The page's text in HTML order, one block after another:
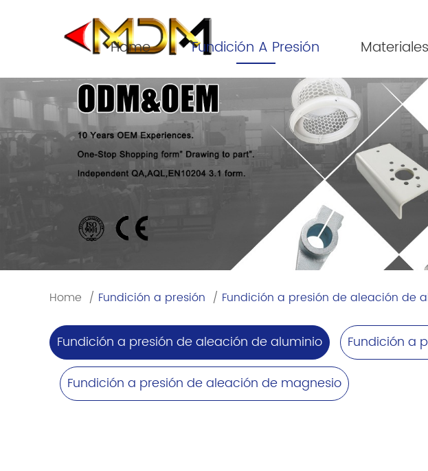
Home Fundición A Presión
Home / Fundición a presión / Fundición a presión de aleación de
Fundición a presión de aleación de aluminio Fundición a
Fundición a presión de aleación de magnesio